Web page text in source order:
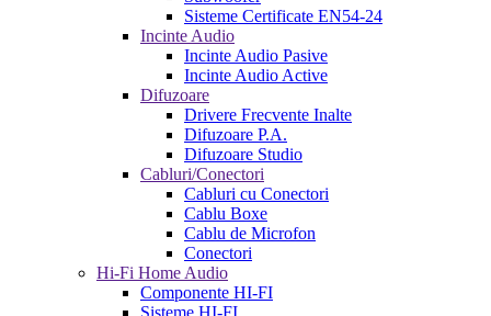
Sisteme Certificate EN54-24
Incinte Audio
Incinte Audio Pasive
Incinte Audio Active
Difuzoare
Drivere Frecvente Inalte
Difuzoare P.A.
Difuzoare Studio
Cabluri/Conectori
Cabluri cu Conectori
Cablu Boxe
Cablu de Microfon
Conectori
Hi-Fi Home Audio
Componente HI-FI
Sisteme HI-FI